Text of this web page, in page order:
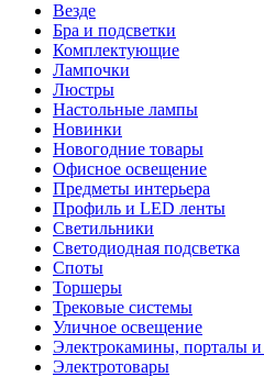
Везде
Бра и подсветки
Комплектующие
Лампочки
Люстры
Настольные лампы
Новинки
Новогодние товары
Офисное освещение
Предметы интерьера
Профиль и LED ленты
Светильники
Светодиодная подсветка
Споты
Торшеры
Трековые системы
Уличное освещение
Электрокамины, порталы и
Электротовары